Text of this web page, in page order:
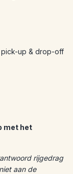
pick-up & drop-off
met het
rijgedrag
aan de